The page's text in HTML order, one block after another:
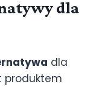
dla
dla
produktem